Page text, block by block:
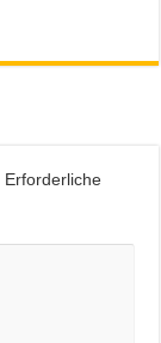
Erforderliche